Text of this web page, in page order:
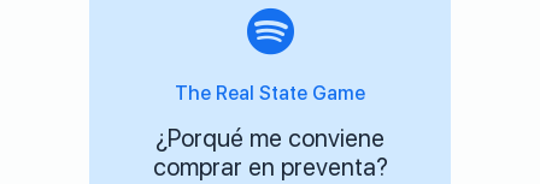
The Real State Game
¿Porqué me conviene
comprar en preventa?